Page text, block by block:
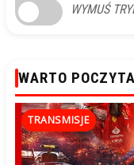
WYMUŚ
WARTO
TRANSMISJE